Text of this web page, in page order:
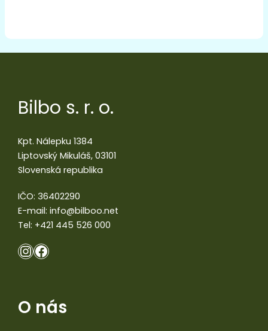
Bilbo s. r. o.
Kpt. Nálepku 1384
Liptovský Mikuláš, 03101
Slovenská republika
IČO: 36402290
E-mail: info@bilboo.net
Tel: +421 445 526 000
O nás